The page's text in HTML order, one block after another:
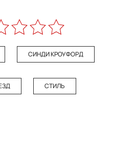
СИНДИ КРОУФОРД
СТИЛЬ